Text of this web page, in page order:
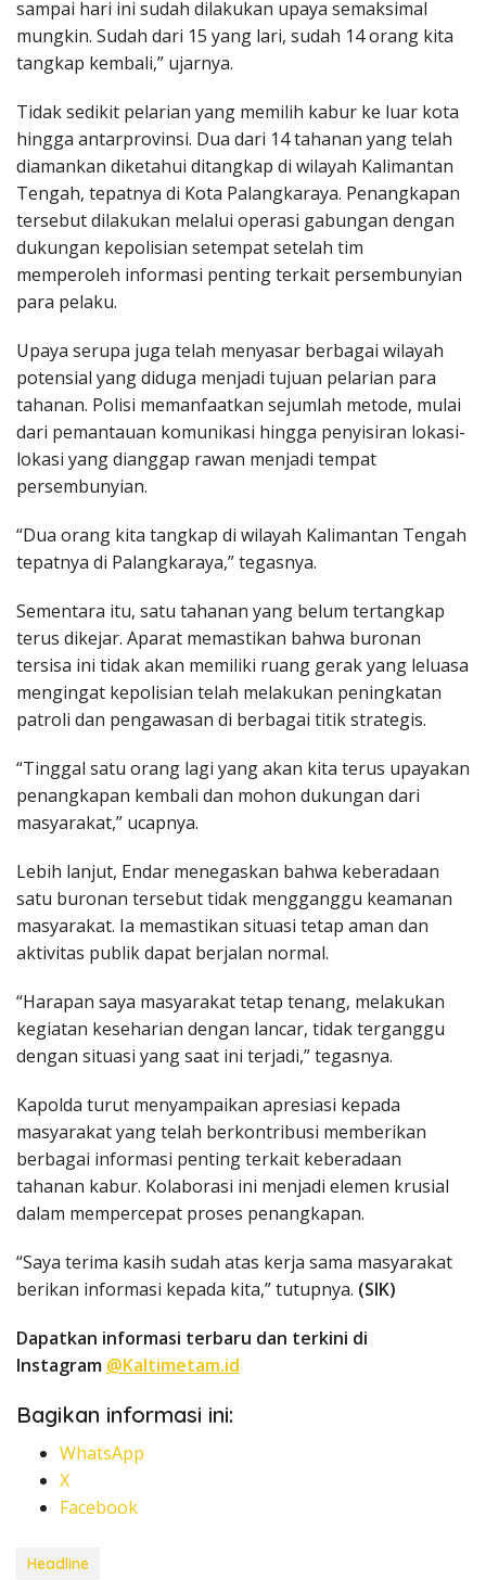
sampai hari ini sudah dilakukan upaya semaksimal
mungkin. Sudah dari 15 yang lari, sudah 14 orang kita
tangkap kembali,” ujarnya.
Tidak sedikit pelarian yang memilih kabur ke luar kota
hingga antarprovinsi. Dua dari 14 tahanan yang telah
diamankan diketahui ditangkap di wilayah Kalimantan
Tengah, tepatnya di Kota Palangkaraya. Penangkapan
tersebut dilakukan melalui operasi gabungan dengan
dukungan kepolisian setempat setelah tim
memperoleh informasi penting terkait persembunyian
para pelaku.
Upaya serupa juga telah menyasar berbagai wilayah
potensial yang diduga menjadi tujuan pelarian para
tahanan. Polisi memanfaatkan sejumlah metode, mulai
dari pemantauan komunikasi hingga penyisiran lokasi-
lokasi yang dianggap rawan menjadi tempat
persembunyian.
“Dua orang kita tangkap di wilayah Kalimantan Tengah
tepatnya di Palangkaraya,” tegasnya.
Sementara itu, satu tahanan yang belum tertangkap
terus dikejar. Aparat memastikan bahwa buronan
tersisa ini tidak akan memiliki ruang gerak yang leluasa
mengingat kepolisian telah melakukan peningkatan
patroli dan pengawasan di berbagai titik strategis.
“Tinggal satu orang lagi yang akan kita terus upayakan
penangkapan kembali dan mohon dukungan dari
masyarakat,” ucapnya.
Lebih lanjut, Endar menegaskan bahwa keberadaan
satu buronan tersebut tidak mengganggu keamanan
masyarakat. Ia memastikan situasi tetap aman dan
aktivitas publik dapat berjalan normal.
“Harapan saya masyarakat tetap tenang, melakukan
kegiatan keseharian dengan lancar, tidak terganggu
dengan situasi yang saat ini terjadi,” tegasnya.
Kapolda turut menyampaikan apresiasi kepada
masyarakat yang telah berkontribusi memberikan
berbagai informasi penting terkait keberadaan
tahanan kabur. Kolaborasi ini menjadi elemen krusial
dalam mempercepat proses penangkapan.
“Saya terima kasih sudah atas kerja sama masyarakat
berikan informasi kepada kita,” tutupnya. (SIK)
Dapatkan informasi terbaru dan terkini di
Instagram @Kaltimetam.id
Bagikan informasi ini:
WhatsApp
X
Facebook
Headline